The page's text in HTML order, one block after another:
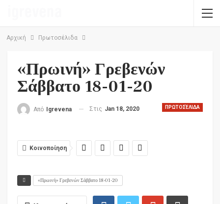
Αρχική Πρωτοσέλιδα
«Πρωινή» Γρεβενών
Σάββατο 18-01-20
ΠΡΩΤΟΣΈΛΙΔΑ
Από Igrevena Στις Jan 18, 2020
Κοινοποίηση
«Πρωινή» Γρεβενών Σάββατο 18-01-20